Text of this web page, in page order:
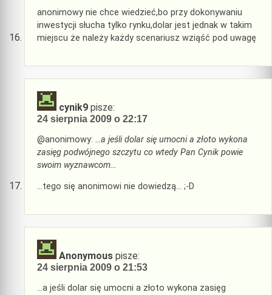
anonimowy nie chce wiedzieć,bo przy dokonywaniu
inwestycji słucha tylko rynku,dolar jest jednak w takim
miejscu że należy każdy scenariusz wziąść pod uwagę
cynik9 pisze:
24 sierpnia 2009 o 22:17
@anonimowy: …a jeśli dolar się umocni a złoto wykona
zasięg podwójnego szczytu co wtedy Pan Cynik powie
swoim wyznawcom…
…tego się anonimowi nie dowiedzą… ;-D
Anonymous pisze:
24 sierpnia 2009 o 21:53
…a jeśli dolar się umocni a złoto wykona zasięg